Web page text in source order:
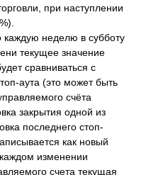
при наступлении
каждую неделю в субботу
текущее значение
сравниваться с
аута (это может быть
счёта
закрытия одной из
последнего стоп-
как новый
изменении
счета текущая